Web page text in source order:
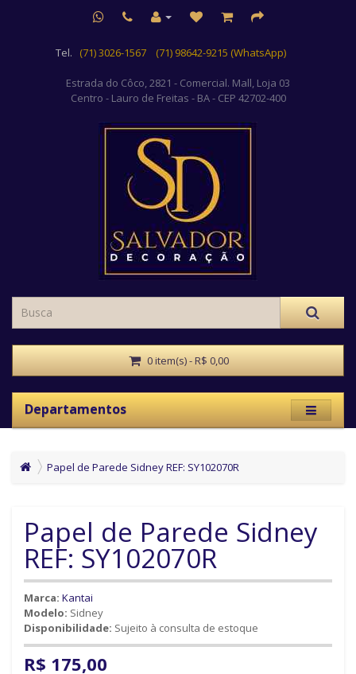
Tel. (71) 3026-1567 (71) 98642-9215 (WhatsApp)
Estrada do Côco, 2821 - Comercial. Mall, Loja 03
Centro - Lauro de Freitas - BA - CEP 42702-400
0 item(s) - R$ 0,00
Departamentos
Papel de Parede Sidney REF: SY102070R
Papel de Parede Sidney
REF: SY102070R
Marca: Kantai
Modelo: Sidney
Disponibilidade: Sujeito à consulta de estoque
R$ 175,00